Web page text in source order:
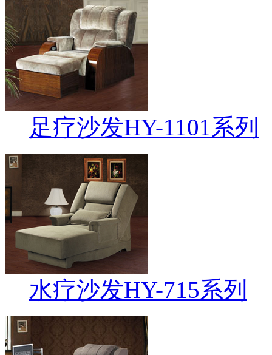
足疗沙发HY-1101系列
水疗沙发HY-715系列